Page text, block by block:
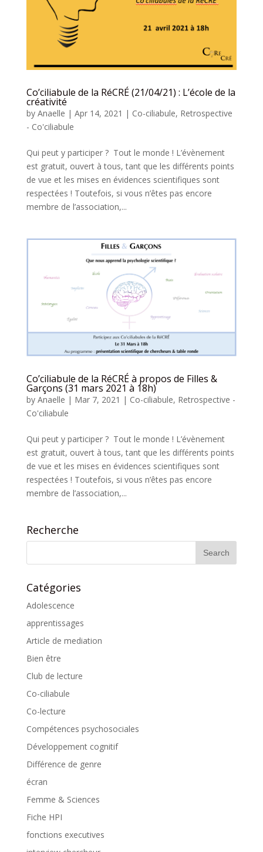
Co’ciliabule de la RéCRÉ (21/04/21) : L’école de la
créativité
by Anaelle | Apr 14, 2021 | Co-ciliabule, Retrospective
- Co'ciliabule
Qui peut y participer ? Tout le monde ! L’évènement
est gratuit, ouvert à tous, tant que les différents points
de vue et les mises en évidences scientifiques sont
respectées ! Toutefois, si vous n’êtes pas encore
membre de l’association,...
Co’ciliabule de la RéCRÉ à propos de Filles &
Garçons (31 mars 2021 à 18h)
by Anaelle | Mar 7, 2021 | Co-ciliabule, Retrospective -
Co'ciliabule
Qui peut y participer ? Tout le monde ! L’évènement
est gratuit, ouvert à tous, tant que les différents points
de vue et les mises en évidences scientifiques sont
respectées ! Toutefois, si vous n’êtes pas encore
membre de l’association,...
Recherche
Catégories
Adolescence
apprentissages
Article de mediation
Bien être
Club de lecture
Co-ciliabule
Co-lecture
Compétences psychosociales
Développement cognitif
Différence de genre
écran
Femme & Sciences
Fiche HPI
fonctions executives